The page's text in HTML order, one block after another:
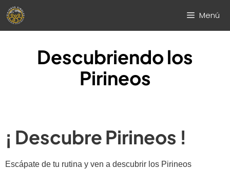
Saltar
contenido
Menú
Descubriendo los
Pirineos
¡ Descubre Pirineos !
Escápate de tu rutina y ven a descubrir los Pirineos